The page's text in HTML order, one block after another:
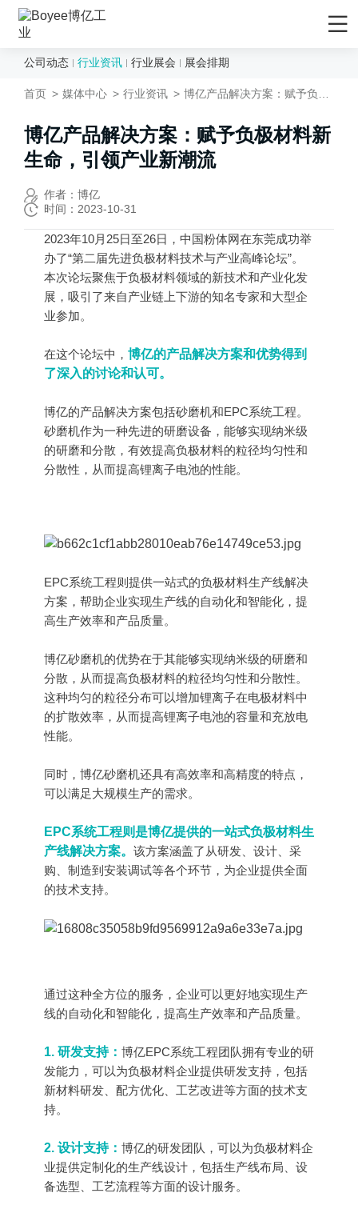
首页
产品/解决方案
应用领域
先进材料
矿物&矿产
陶瓷
化妆品
农药
食品行业
新能源负极材料
新能源正极材料
碳材料
钠电池
固态电解质
燃料电池
涂料
纳米油墨
半导体行业
其它
服务支持
售后服务
售前服务
EPC工程服务
资料下载
技术视频
技术文章
供应商自荐
媒体中心
行业资讯
行业展会
展会排期
公司介绍
企业文化
发展历程
荣誉证书
联系我们
招贤纳士
公司动态 行业资讯 行业展会 展会排期
首页 媒体中心 行业资讯
博亿产品解决方案：赋予负极材料新
生命，引领产业新潮流
作者：博亿
时间：2023-10-31
2023年10月25日至26日，中国粉体网在东莞成功举
办了“第二届先进负极材料技术与产业高峰论坛”。
本次论坛聚焦于负极材料领域的新技术和产业化发
展，吸引了来自产业链上下游的知名专家和大型企
业参加。
在这个论坛中， 博亿的产品解决方案和优势得到
了深入的讨论和认可。
博亿的产品解决方案包括砂磨机和EPC系统工程。
砂磨机作为一种先进的研磨设备，能够实现纳米级
的研磨和分散，有效提高负极材料的粒径均匀性和
分散性，从而提高锂离子电池的性能。
EPC系统工程则提供一站式的负极材料生产线解决
方案，帮助企业实现生产线的自动化和智能化，提
高生产效率和产品质量。
博亿砂磨机的优势在于其能够实现纳米级的研磨和
分散，从而提高负极材料的粒径均匀性和分散性。
这种均匀的粒径分布可以增加锂离子在电极材料中
的扩散效率，从而提高锂离子电池的容量和充放电
性能。
同时，博亿砂磨机还具有高效率和高精度的特点，
可以满足大规模生产的需求。
EPC系统工程则是博亿提供的一站式负极材料生
产线解决方案。 该方案涵盖了从研发、设计、采
购、制造到安装调试等各个环节，为企业提供全面
的技术支持。
通过这种全方位的服务，企业可以更好地实现生产
线的自动化和智能化，提高生产效率和产品质量。
1. 研发支持： 博亿EPC系统工程团队拥有专业的研
发能力，可以为负极材料企业提供研发支持，包括
新材料研发、配方优化、工艺改进等方面的技术支
持。
2. 设计支持： 博亿的研发团队，可以为负极材料企
业提供定制化的生产线设计，包括生产线布局、设
备选型、工艺流程等方面的设计服务。